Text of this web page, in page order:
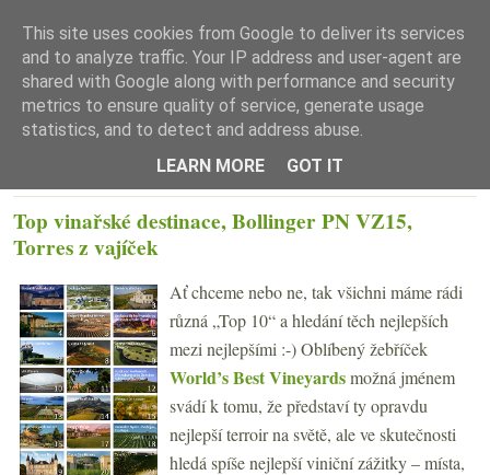
☰ Menu
Top vinařské destinace, Bollinger PN VZ15,
Torres z vajíček
Ať chceme nebo ne, tak všichni máme rádi
různá „Top 10“ a hledání těch nejlepších
mezi nejlepšími :-) Oblíbený žebříček
World’s Best Vineyardsmožná jménem
svádí k tomu, že představí ty opravdu
nejlepší terroir na světě, ale ve skutečnosti
hledá spíše nejlepší viniční zážitky – místa,
This site uses cookies from Google to deliver its services
and to analyze traffic. Your IP address and user-agent are
shared with Google along with performance and security
metrics to ensure quality of service, generate usage
statistics, and to detect and address abuse.
LEARN MORE
GOT IT